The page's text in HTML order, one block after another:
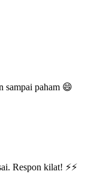
sampai paham 😄
Respon kilat! ⚡⚡